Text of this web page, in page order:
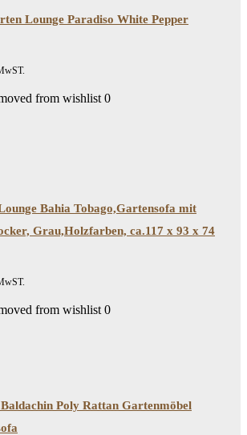
Lounge Paradiso White Pepper
from wishlist 0
Bahia Tobago,Gartensofa mit
Grau,Holzfarben, ca.117 x 93 x 74
from wishlist 0
Poly Rattan Gartenmöbel